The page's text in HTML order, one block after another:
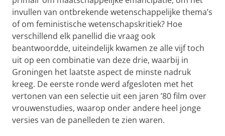
invullen van ontbrekende wetenschappelijke thema’s
of om feministische wetenschapskritiek? Hoe
verschillend elk panellid die vraag ook
beantwoordde, uiteindelijk kwamen ze alle vijf toch
uit op een combinatie van deze drie, waarbij in
Groningen het laatste aspect de minste nadruk
kreeg. De eerste ronde werd afgesloten met het
vertonen van een selectie uit een jaren ’80 film over
vrouwenstudies, waarop onder andere heel jonge
versies van de panelleden te zien waren.